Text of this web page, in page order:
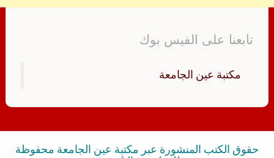
تابعنا على الفيس بوك
‏مكتبة عين الجامعة‏
حقوق الكتب المنشورة عبر مكتبة عين الجامعة محفوظة